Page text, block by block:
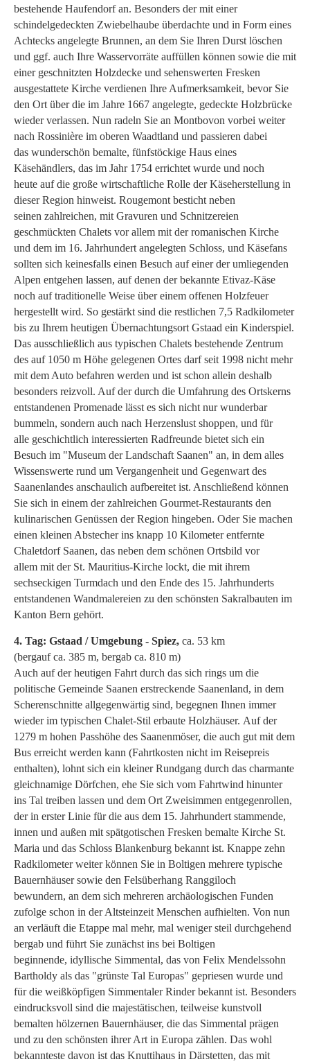
bestehende Haufendorf an. Besonders der mit einer
schindelgedeckten Zwiebelhaube überdachte und in Form eines
Achtecks angelegte Brunnen, an dem Sie Ihren Durst löschen
und ggf. auch Ihre Wasservorräte auffüllen können sowie die mit
einer geschnitzten Holzdecke und sehenswerten Fresken
ausgestattete Kirche verdienen Ihre Aufmerksamkeit, bevor Sie
den Ort über die im Jahre 1667 angelegte, gedeckte Holzbrücke
wieder verlassen. Nun radeln Sie an Montbovon vorbei weiter
nach Rossinière im oberen Waadtland und passieren dabei
das wunderschön bemalte, fünfstöckige Haus eines
Käsehändlers, das im Jahr 1754 errichtet wurde und noch
heute auf die große wirtschaftliche Rolle der Käseherstellung in
dieser Region hinweist. Rougemont besticht neben
seinen zahlreichen, mit Gravuren und Schnitzereien
geschmückten Chalets vor allem mit der romanischen Kirche
und dem im 16. Jahrhundert angelegten Schloss, und Käsefans
sollten sich keinesfalls einen Besuch auf einer der umliegenden
Alpen entgehen lassen, auf denen der bekannte Etivaz-Käse
noch auf traditionelle Weise über einem offenen Holzfeuer
hergestellt wird. So gestärkt sind die restlichen 7,5 Radkilometer
bis zu Ihrem heutigen Übernachtungsort Gstaad ein Kinderspiel.
Das ausschließlich aus typischen Chalets bestehende Zentrum
des auf 1050 m Höhe gelegenen Ortes darf seit 1998 nicht mehr
mit dem Auto befahren werden und ist schon allein deshalb
besonders reizvoll. Auf der durch die Umfahrung des Ortskerns
entstandenen Promenade lässt es sich nicht nur wunderbar
bummeln, sondern auch nach Herzenslust shoppen, und für
alle geschichtlich interessierten Radfreunde bietet sich ein
Besuch im "Museum der Landschaft Saanen" an, in dem alles
Wissenswerte rund um Vergangenheit und Gegenwart des
Saanenlandes anschaulich aufbereitet ist. Anschließend können
Sie sich in einem der zahlreichen Gourmet-Restaurants den
kulinarischen Genüssen der Region hingeben. Oder Sie machen
einen kleinen Abstecher ins knapp 10 Kilometer entfernte
Chaletdorf Saanen, das neben dem schönen Ortsbild vor
allem mit der St. Mauritius-Kirche lockt, die mit ihrem
sechseckigen Turmdach und den Ende des 15. Jahrhunderts
entstandenen Wandmalereien zu den schönsten Sakralbauten im
Kanton Bern gehört.
4. Tag: Gstaad / Umgebung - Spiez, ca. 53 km
(bergauf ca. 385 m, bergab ca. 810 m)
Auch auf der heutigen Fahrt durch das sich rings um die
politische Gemeinde Saanen erstreckende Saanenland, in dem
Scherenschnitte allgegenwärtig sind, begegnen Ihnen immer
wieder im typischen Chalet-Stil erbaute Holzhäuser. Auf der
1279 m hohen Passhöhe des Saanenmöser, die auch gut mit dem
Bus erreicht werden kann (Fahrtkosten nicht im Reisepreis
enthalten), lohnt sich ein kleiner Rundgang durch das charmante
gleichnamige Dörfchen, ehe Sie sich vom Fahrtwind hinunter
ins Tal treiben lassen und dem Ort Zweisimmen entgegenrollen,
der in erster Linie für die aus dem 15. Jahrhundert stammende,
innen und außen mit spätgotischen Fresken bemalte Kirche St.
Maria und das Schloss Blankenburg bekannt ist. Knappe zehn
Radkilometer weiter können Sie in Boltigen mehrere typische
Bauernhäuser sowie den Felsüberhang Ranggiloch
bewundern, an dem sich mehreren archäologischen Funden
zufolge schon in der Altsteinzeit Menschen aufhielten. Von nun
an verläuft die Etappe mal mehr, mal weniger steil durchgehend
bergab und führt Sie zunächst ins bei Boltigen
beginnende, idyllische Simmental, das von Felix Mendelssohn
Bartholdy als das "grünste Tal Europas" gepriesen wurde und
für die weißköpfigen Simmentaler Rinder bekannt ist. Besonders
eindrucksvoll sind die majestätischen, teilweise kunstvoll
bemalten hölzernen Bauernhäuser, die das Simmental prägen
und zu den schönsten ihrer Art in Europa zählen. Das wohl
bekannteste davon ist das Knuttihaus in Därstetten, das mit